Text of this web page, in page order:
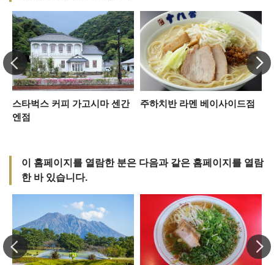
스타벅스 커피 가고시마 센간
엔점
주하치반 라멘 베이사이드점
이 홈페이지를 열람한 분은 다음과 같은 홈페이지를 열람
한 바 있습니다.